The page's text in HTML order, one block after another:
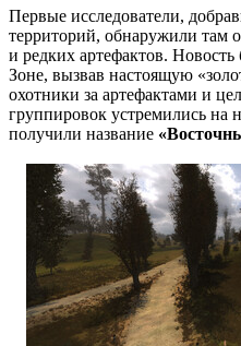
Первые исследователи,
территорий, обнаружили там
и редких артефактов.
Зоне, вызвав настоящую
охотники за артефактами и
группировок устремились на
получили название